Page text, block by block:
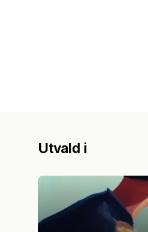
Utvald i